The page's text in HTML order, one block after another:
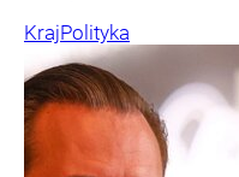
KrajPolityka